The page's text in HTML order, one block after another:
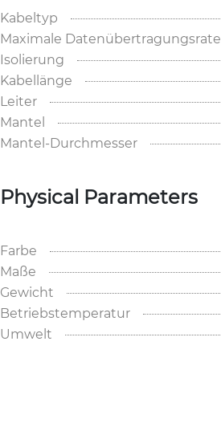
Kabeltyp
Maximale Datenübertragungsrate
Isolierung
Kabellänge
Leiter
Mantel
Mantel-Durchmesser
Physical Parameters
Farbe
Maße
Gewicht
Betriebstemperatur
Umwelt